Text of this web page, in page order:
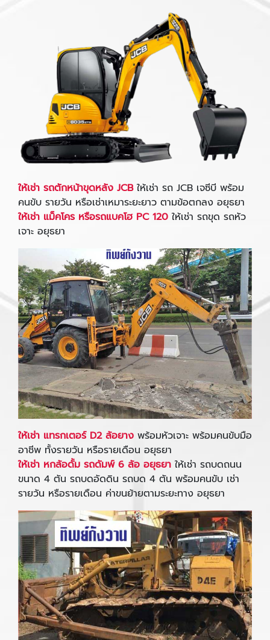
ให้เช่า รถตักหน้าขุดหลัง JCB ให้เช่า รถ JCB เจซีบี พร้อม
คนขับ รายวัน หรือเช่าเหมาระยะยาว ตามข้อตกลง อยุธยา
ให้เช่า แม็คโคร หรือรถแบคโฮ PC 120 ให้เช่า รถขุด รถหัว
เจาะ อยุธยา
ให้เช่า แทรกเตอร์ D2 ล้อยาง พร้อมหัวเจาะ พร้อมคนขับมือ
อาชีพ ทั้งรายวัน หรือรายเดือน อยุธยา
ให้เช่า หกล้อดั้ม รถดัมพ์ 6 ล้อ อยุธยา ให้เช่า รถบดถนน
ขนาด 4 ตัน รถบดอัดดิน รถบด 4 ตัน พร้อมคนขับ เช่า
รายวัน หรือรายเดือน ค่าขนย้ายตามระยะทาง อยุธยา